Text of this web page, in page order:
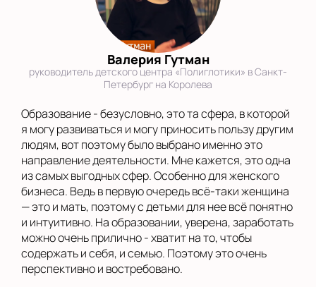
Валерия Гутман
руководитель детского центра «Полиглотики» в Санкт-
Петербург на Королева
Образование - безусловно, это та сфера, в которой
я могу развиваться и могу приносить пользу другим
людям, вот поэтому было выбрано именно это
направление деятельности. Мне кажется, это одна
из самых выгодных сфер. Особенно для женского
бизнеса. Ведь в первую очередь всё-таки женщина
— это и мать, поэтому с детьми для нее всё понятно
и интуитивно. На образовании, уверена, заработать
можно очень прилично - хватит на то, чтобы
содержать и себя, и семью. Поэтому это очень
перспективно и востребовано.